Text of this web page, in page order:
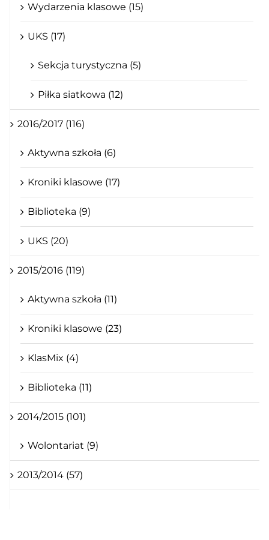
Wydarzenia klasowe (15)
UKS (17)
Sekcja turystyczna (5)
Piłka siatkowa (12)
2016/2017 (116)
Aktywna szkoła (6)
Kroniki klasowe (17)
Biblioteka (9)
UKS (20)
2015/2016 (119)
Aktywna szkoła (11)
Kroniki klasowe (23)
KlasMix (4)
Biblioteka (11)
2014/2015 (101)
Wolontariat (9)
2013/2014 (57)